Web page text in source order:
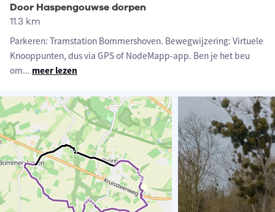
Door Haspengouwse dorpen
11.3 km
Parkeren: Tramstation Bommershoven. Bewegwijzering: Virtuele
Knooppunten, dus via GPS of NodeMapp-app. Ben je het beu
om... meer lezen